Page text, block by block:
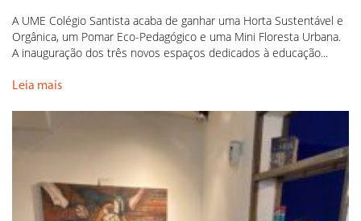
A UME Colégio Santista acaba de ganhar uma Horta Sustentável e
Orgânica, um Pomar Eco-Pedagógico e uma Mini Floresta Urbana.
A inauguração dos três novos espaços dedicados à educação...
Leia mais